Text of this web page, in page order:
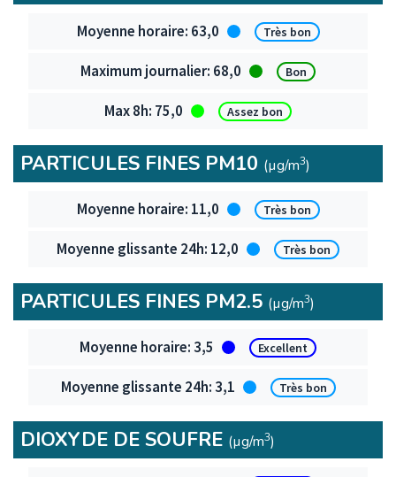
63,0 Très bon
68,0 Bon
75,0 Assez bon
PARTICULES FINES PM10 (µg/m3)
Particules fines PM10
11,0 Très bon
12,0 Très bon
PARTICULES FINES PM2.5 (µg/m3)
Particules fines PM2.5
3,5 Excellent
3,1 Très bon
DIOXYDE DE SOUFRE (µg/m3)